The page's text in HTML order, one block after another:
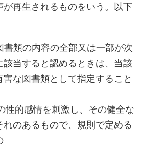
が再生されるものをいう。以下
類の内容の全部又は一部が次
当すると認めるときは、当該
な図書類として指定すること
的感情を刺激し、その健全な
れのあるもので、規則で定める